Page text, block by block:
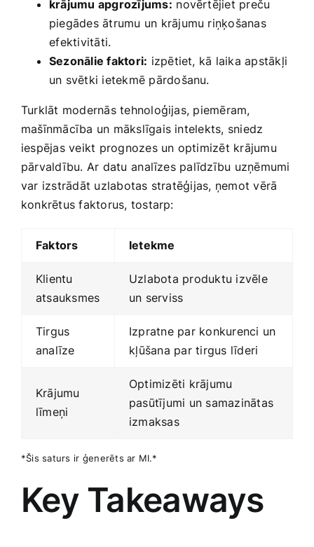
krājumu apgrozījums: ⁣novērtējiet ‌preču
piegādes ātrumu un‍ krājumu riņķošanas
⁢efektivitāti.
Sezonālie faktori: izpētiet, kā laika‍ apstākļi
un svētki ietekmē pārdošanu.
Turklāt modernās tehnoloģijas, piemēram,
mašīnmācība un mākslīgais intelekts, sniedz
iespējas veikt prognozes un optimizēt krājumu
pārvaldību. Ar datu ⁣analīzes palīdzību uzņēmumi
var izstrādāt uzlabotas stratēģijas, ņemot vērā
konkrētus ​faktorus, tostarp:
Faktors Ietekme
Klientu
atsauksmes
Uzlabota produktu izvēle
un serviss
Tirgus
analīze
Izpratne par konkurenci un
⁢kļūšana par tirgus līderi
Krājumu
līmeņi
Optimizēti krājumu
pasūtījumi un samazinātas
izmaksas
*Šis saturs ir ⁢ģenerēts ar MI.*
Key Takeaways